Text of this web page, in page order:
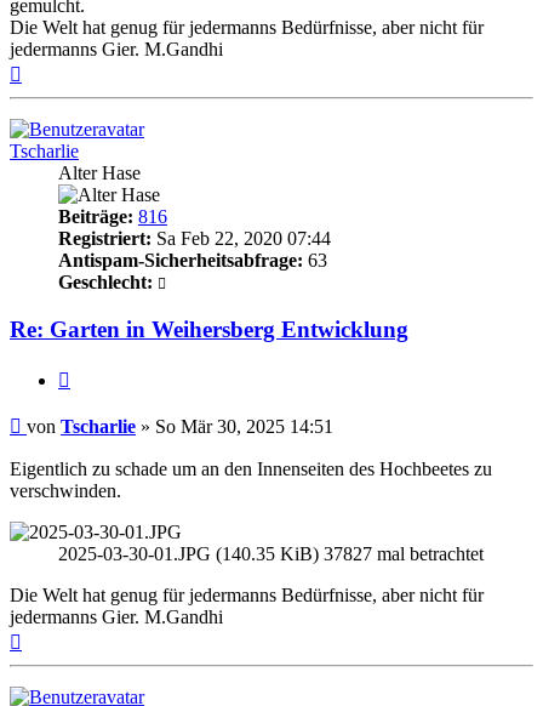
gemulcht.
Die Welt hat genug für jedermanns Bedürfnisse, aber nicht für
jedermanns Gier. M.Gandhi
Tscharlie
Alter Hase
Beiträge: 816
Registriert: Sa Feb 22, 2020 07:44
Antispam-Sicherheitsabfrage: 63
Geschlecht:
Re: Garten in Weihersberg Entwicklung
Beitrag
von Tscharlie » So Mär 30, 2025 14:51
Eigentlich zu schade um an den Innenseiten des Hochbeetes zu
verschwinden.
2025-03-30-01.JPG (140.35 KiB) 37827 mal betrachtet
Die Welt hat genug für jedermanns Bedürfnisse, aber nicht für
jedermanns Gier. M.Gandhi